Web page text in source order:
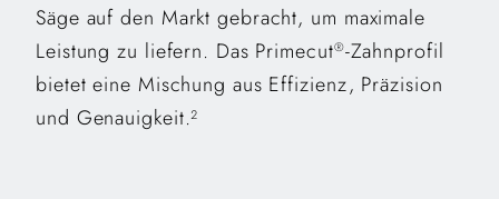
Säge auf den Markt gebracht, um maximale
Leistung zu liefern. Das Primecut®-Zahnprofil
bietet eine Mischung aus Effizienz, Präzision
und Genauigkeit.²